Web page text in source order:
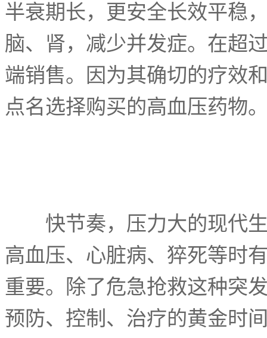
半衰期长，更安全长效平稳
脑、肾，减少并发症。在超
端销售。因为其确切的疗效
点名选择购买的高血压药物
快节奏，压力大的现代生
高血压、心脏病、猝死等时
重要。除了危急抢救这种突
预防、控制、治疗的黄金时